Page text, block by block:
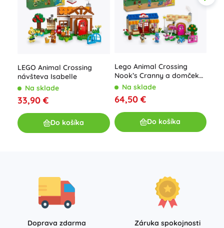
LEGO Animal Crossing
návšteva Isabelle
Na sklade
33,90 €
Do košíka
Lego Animal Crossing
Nook’s Cranny a domček
Rosie stavebnica
Na sklade
64,50 €
Do košíka
Doprava zdarma
Záruka spokojnosti